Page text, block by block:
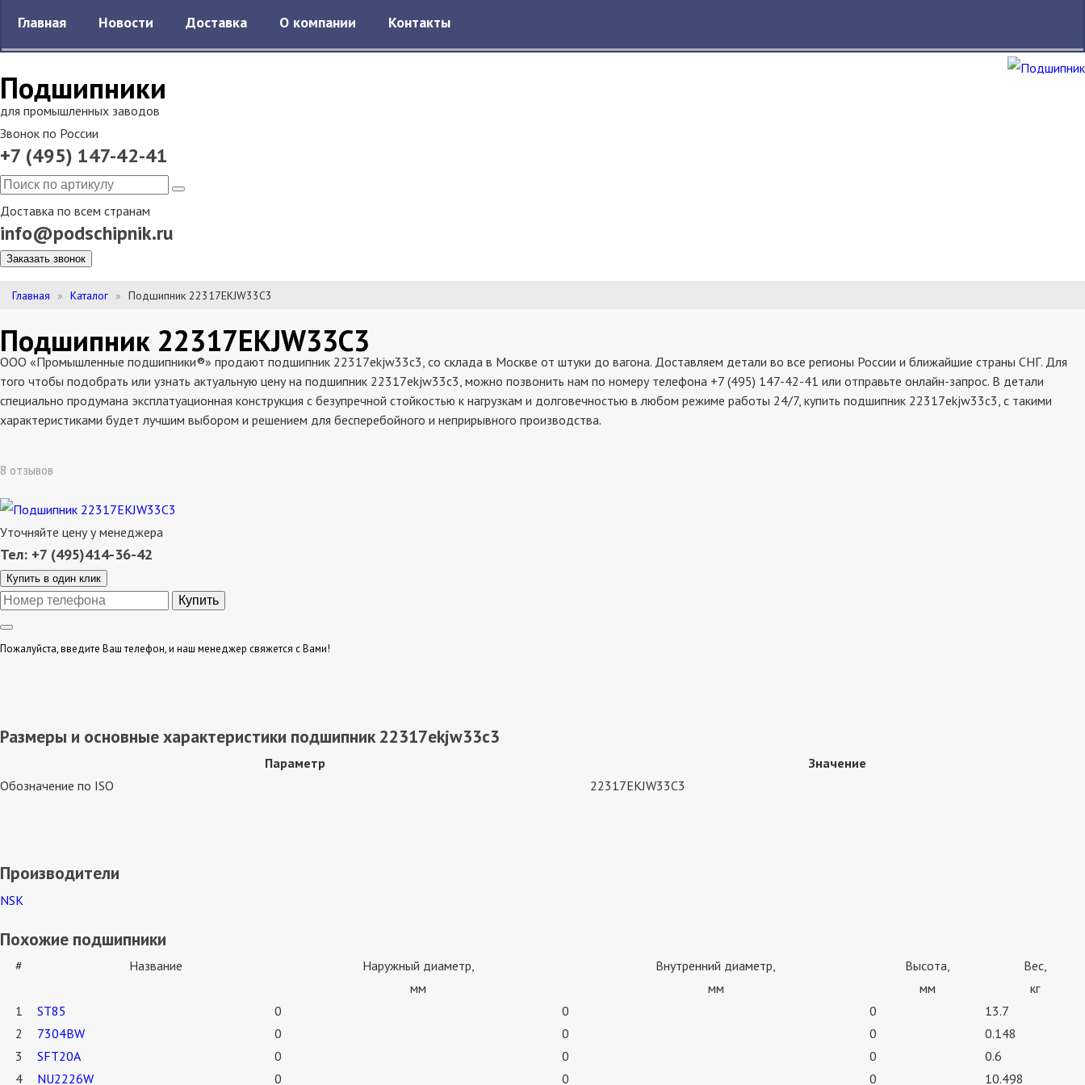
Подшипники
для промышленных заводов
Звонок по России
+7 (495) 147-42-41
Доставка по всем странам
info@podschipnik.ru
Заказать звонок
Главная Новости Доставка О компании Контакты
Главная Каталог Подшипник 22317EKJW33C3
Подшипник 22317EKJW33C3
ООО «Промышленные подшипники®» продают подшипник 22317ekjw33c3, со склада в Москве от штуки до вагона. Доставляем детали во все регионы России и ближайшие страны СНГ. Для
того чтобы подобрать или узнать актуальную цену на подшипник 22317ekjw33c3, можно позвонить нам по номеру телефона +7 (495) 147-42-41 или отправьте онлайн-запрос. В детали
специально продумана эксплатуационная конструкция с безупречной стойкостью к нагрузкам и долговечностью в любом режиме работы 24/7, купить подшипник 22317ekjw33c3, с такими
характеристиками будет лучшим выбором и решением для бесперебойного и неприрывного производства.
8 отзывов
Уточняйте цену у менеджера
Тел: +7 (495)414-36-42
Купить в один клик
Пожалуйста, введите Ваш телефон, и наш менеджер свяжется с Вами!
Размеры и основные характеристики подшипник 22317ekjw33c3
Параметр
Значение
Обозначение по ISO
22317EKJW33C3
Производители
NSK
Похожие подшипники
# Название
Наружный диаметр,
мм
Внутренний диаметр,
мм
Высота,
мм
Вес,
кг
1
ST85 0 0 0
13.7
2
7304BW 0 0 0
0.148
3
SFT20A 0 0 0
0.6
4
NU2226W 0 0 0
10.498